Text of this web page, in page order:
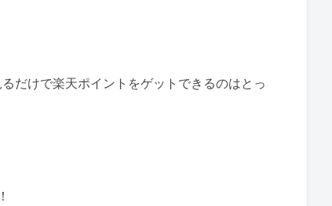
だけで楽天ポイントをゲットできるのはとっ